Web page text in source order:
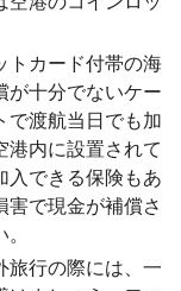
トカード付帯の海
が十分でないケー
で渡航当日でも加
港内に設置されて
入できる保険もあ
害で現金が補償さ
旅行の際には、一